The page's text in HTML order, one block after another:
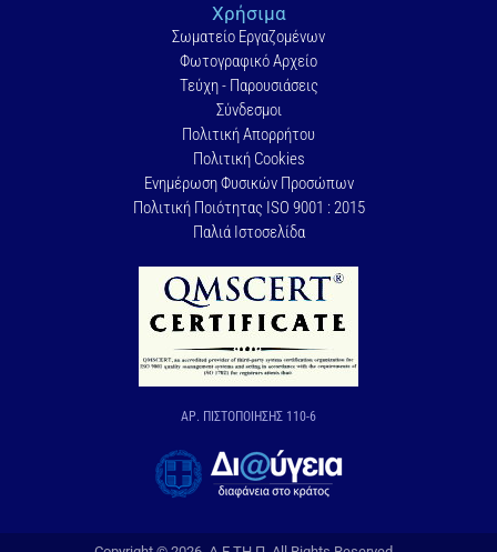
Χρήσιμα
Σωματείο Εργαζομένων
Φωτογραφικό Αρχείο
Τεύχη - Παρουσιάσεις
Σύνδεσμοι
Πολιτική Απορρήτου
Πολιτική Cookies
Ενημέρωση Φυσικών Προσώπων
Πολιτική Ποιότητας ISO 9001 : 2015
Παλιά Ιστοσελίδα
ΑΡ. ΠΙΣΤΟΠΟΙΗΣΗΣ 110-6